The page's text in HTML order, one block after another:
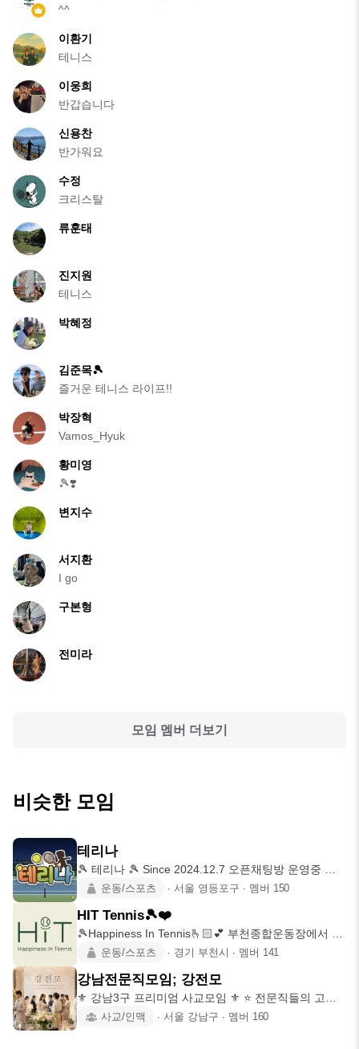
^^
이환기
테니스
이웅희
반갑습니다
신용찬
반가워요
수정
크리스탈
류훈태
진지원
테니스
박혜정
김준목🎾
즐거운 테니스 라이프!!
박장혁
Vamos_Hyuk
황미영
🎾❣️
변지수
서지환
I go
구본형
전미라
모임 멤버 더보기
비슷한 모임
테리나
🎾 테리나 🎾 Since 2024.12.7 오픈채팅방 운영중 ⭕️
가입 운동/스포츠 ∙ 서울 영등포구 ∙ 멤버 150
HIT Tennis🎾❤️
🎾Happiness In Tennis🫰🏻💕 부천종합운동장에서 활
동하는운동/스포츠 ∙ 경기 부천시 ∙ 멤버 141
강남전문직모임; 강전모
⚜️ 강남3구 프리미엄 사교모임 ⚜️ ⭐ 전문직들의 고퀄
리티 네트워킹
사교/인맥 ∙ 서울 강남구 ∙ 멤버 160